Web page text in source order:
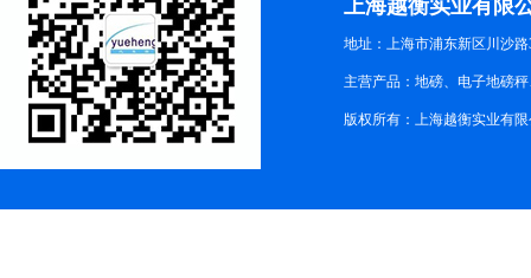
上海越衡实业有限
地址：上海市浦东新区川沙路
主营产品：地磅、电子地磅
版权所有：上海越衡实业有